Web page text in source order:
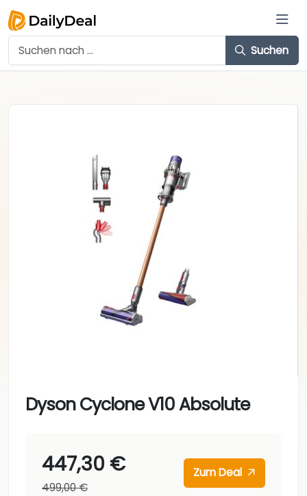
Suchen
Dyson Cyclone V10 Absolute
447,30 €
499,00 €
Zum Deal